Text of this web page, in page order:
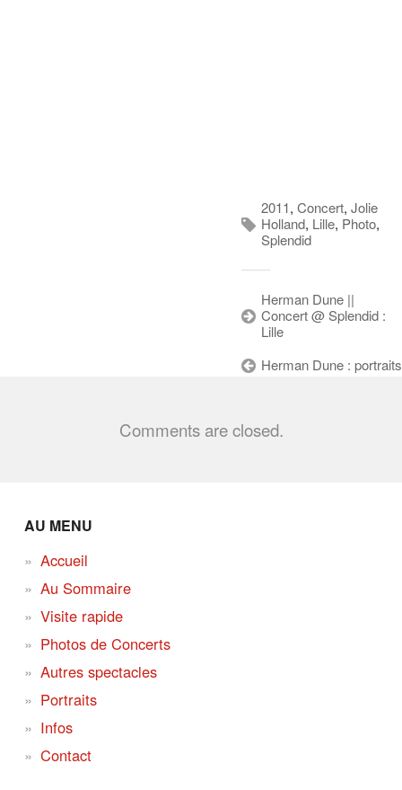
2011, Concert, Jolie
Holland, Lille, Photo,
Splendid
Herman Dune ||
Concert @ Splendid :
Lille
Herman Dune : portraits
Comments are closed.
AU MENU
Accueil
Au Sommaire
Visite rapide
Photos de Concerts
Autres spectacles
Portraits
Infos
Contact